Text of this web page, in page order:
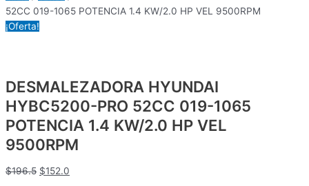
52CC 019-1065 POTENCIA 1.4 KW/2.0 HP VEL 9500RPM
¡Oferta!
DESMALEZADORA HYUNDAI
HYBC5200-PRO 52CC 019-1065
POTENCIA 1.4 KW/2.0 HP VEL
9500RPM
$196.5 $152.0